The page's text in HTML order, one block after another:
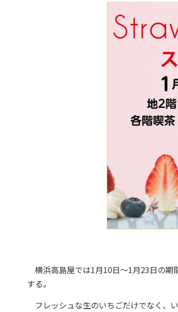
横浜高島屋では1月10日～1月23日の期
する。
フレッシュな生のいちごだけでなく、